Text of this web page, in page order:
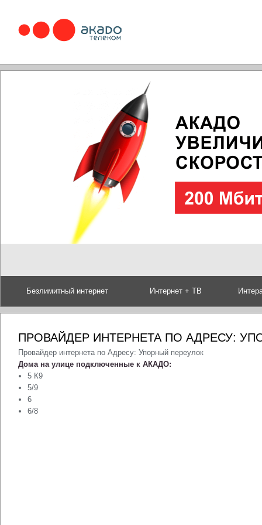
Безлимитный интернет Интернет + ТВ
ПРОВАЙДЕР ИНТЕРНЕТА ПО АДРЕСУ:
Провайдер интернета по Адресу: Упорный переулок
Дома на улице подключенные к АКАДО:
5 К9
5/9
6
6/8